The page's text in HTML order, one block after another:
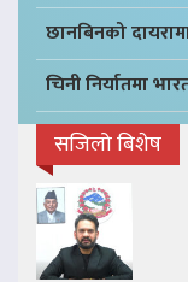
छानबिनको
चिनी निर्यातमा
सजिलो बिशेष